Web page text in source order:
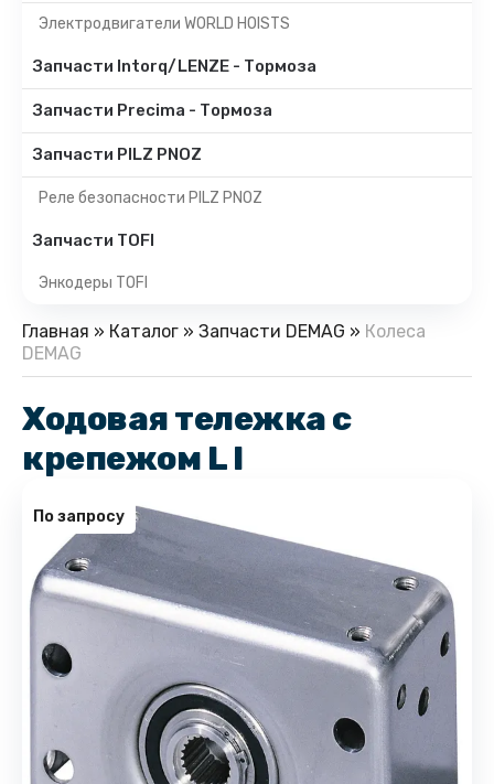
Электродвигатели WORLD HOISTS
Запчасти Intorq/LENZE - Тормоза
Запчасти Precima - Тормоза
Запчасти PILZ PNOZ
Реле безопасности PILZ PNOZ
Запчасти TOFI
Энкодеры TOFI
Главная » Каталог » Запчасти DEMAG » Колеса
DEMAG
Ходовая тележка с
крепежом L I
По запросу